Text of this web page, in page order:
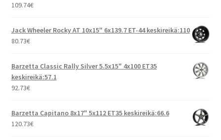
109.74€
Jack Wheeler Rocky AT 10x15" 6x139.7 ET-44 keskireikä:110
80.73€
Barzetta Classic Rally Silver 5.5x15" 4x100 ET35
keskireikä:57.1
92.73€
Barzetta Capitano 8x17" 5x112 ET35 keskireikä:66.6
120.73€